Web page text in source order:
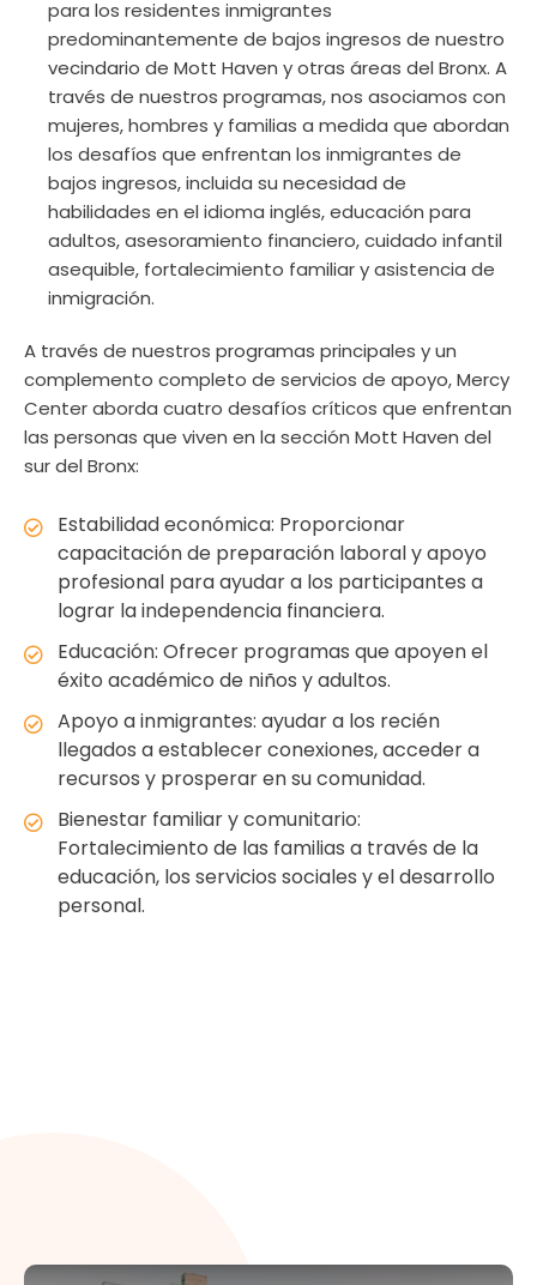
para los residentes inmigrantes
predominantemente de bajos ingresos de nuestro
vecindario de Mott Haven y otras áreas del Bronx. A
través de nuestros programas, nos asociamos con
mujeres, hombres y familias a medida que abordan
los desafíos que enfrentan los inmigrantes de
bajos ingresos, incluida su necesidad de
habilidades en el idioma inglés, educación para
adultos, asesoramiento financiero, cuidado infantil
asequible, fortalecimiento familiar y asistencia de
inmigración.
A través de nuestros programas principales y un
complemento completo de servicios de apoyo, Mercy
Center aborda cuatro desafíos críticos que enfrentan
las personas que viven en la sección Mott Haven del
sur del Bronx:
Estabilidad económica: Proporcionar
capacitación de preparación laboral y apoyo
profesional para ayudar a los participantes a
lograr la independencia financiera.
Educación: Ofrecer programas que apoyen el
éxito académico de niños y adultos.
Apoyo a inmigrantes: ayudar a los recién
llegados a establecer conexiones, acceder a
recursos y prosperar en su comunidad.
Bienestar familiar y comunitario:
Fortalecimiento de las familias a través de la
educación, los servicios sociales y el desarrollo
personal.